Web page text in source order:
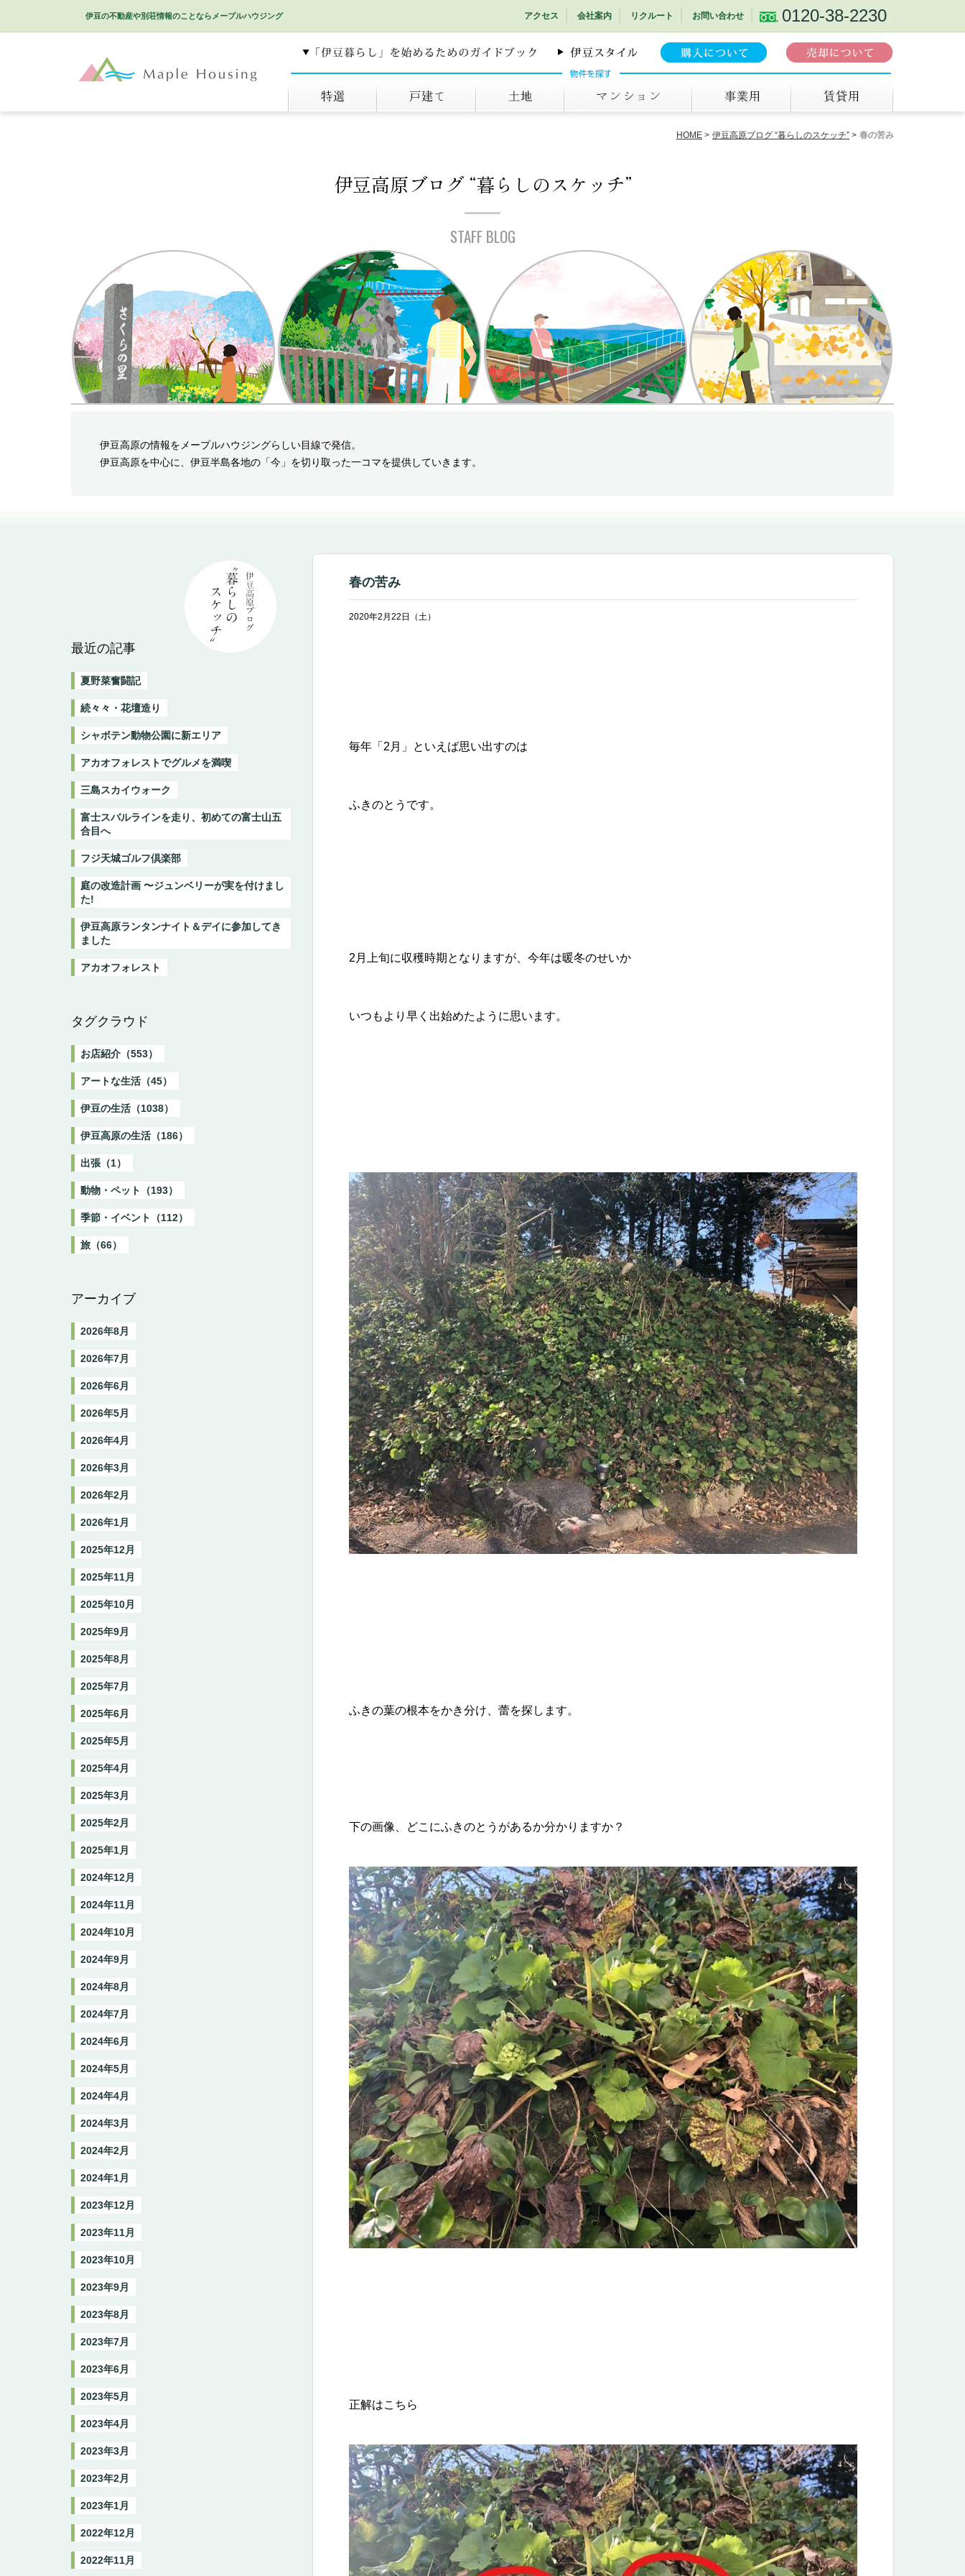
伊豆の不動産や別荘情報のことなら メープルハウジング アクセス 会社案内 リクルート お問い合わせ 0120-38-2230
HOME 伊豆高原ブログ “暮らしのスケッチ” 春の苦み
伊豆高原ブログ “暮らしのスケッチ”
STAFF BLOG
伊豆高原の情報をメープルハウジングらしい目線で発信。
伊豆高原を中心に、伊豆半島各地の「今」を切り取った一コマを提供していきます。
春の苦み
2020年2月22日（土）
毎年「2月」といえば思い出すのは
ふきのとうです。
2月上旬に収穫時期となりますが、今年は暖冬のせいか
いつもより早く出始めたように思います。
ふきの葉の根本をかき分け、蕾を探します。
下の画像、どこにふきのとうがあるか分かりますか？
正解はこちら
最近の記事
夏野菜奮闘記
続々々・花壇造り
シャボテン動物公園に新エリア
アカオフォレストでグルメを満喫
三島スカイウォーク
富士スバルラインを走り、初めての富士山五
合目へ
フジ天城ゴルフ倶楽部
庭の改造計画 〜ジュンベリーが実を付けまし
た!
伊豆高原ランタンナイト＆デイに参加してき
ました
アカオフォレスト
タグクラウド
お店紹介（553）
アートな生活（45）
伊豆の生活（1038）
伊豆高原の生活（186）
出張（1）
動物・ペット（193）
季節・イベント（112）
旅（66）
アーカイブ
2026年8月
2026年7月
2026年6月
2026年5月
2026年4月
2026年3月
2026年2月
2026年1月
2025年12月
2025年11月
2025年10月
2025年9月
2025年8月
2025年7月
2025年6月
2025年5月
2025年4月
2025年3月
2025年2月
2025年1月
2024年12月
2024年11月
2024年10月
2024年9月
2024年8月
2024年7月
2024年6月
2024年5月
2024年4月
2024年3月
2024年2月
2024年1月
2023年12月
2023年11月
2023年10月
2023年9月
2023年8月
2023年7月
2023年6月
2023年5月
2023年4月
2023年3月
2023年2月
2023年1月
2022年12月
2022年11月